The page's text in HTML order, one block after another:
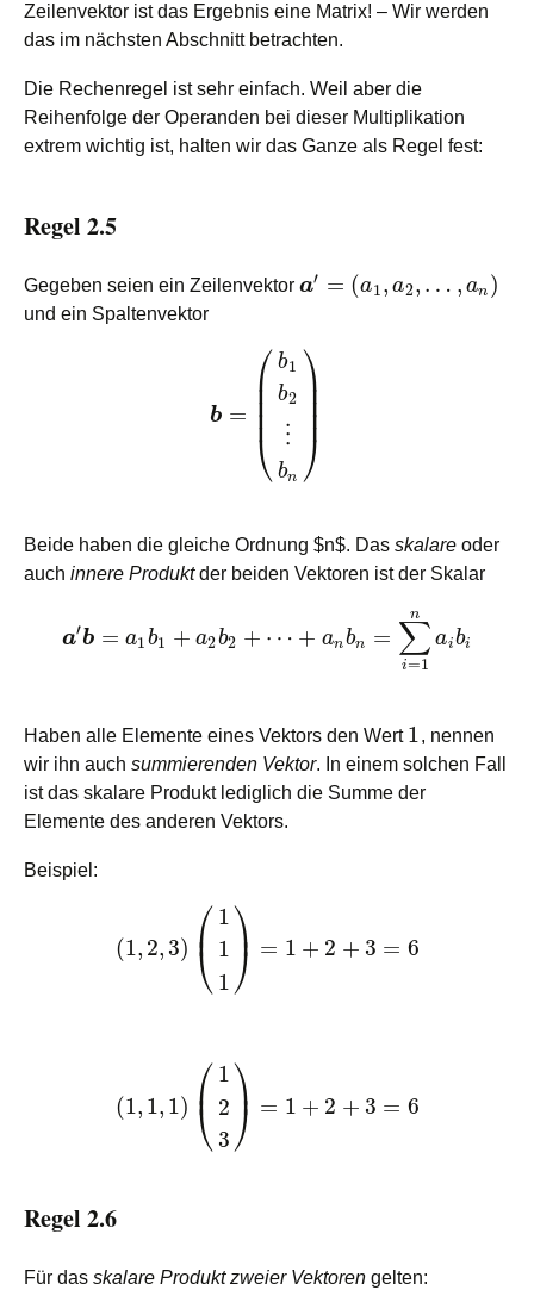
Zeilenvektor ist das Ergebnis eine Matrix! – Wir werden
das im nächsten Abschnitt betrachten.
Die Rechenregel ist sehr einfach. Weil aber die
Reihenfolge der Operanden bei dieser Multiplikation
extrem wichtig ist, halten wir das Ganze als Regel fest:
Regel 2.5
Gegeben seien ein Zeilenvektor a′ = (a1, a2, … , an )
und ein Spaltenvektor
b =
⎛
⎝
⎜⎜⎜⎜
b1
b2
⋮
bn
⎞
⎠
⎟⎟⎟
⎟
Beide haben die gleiche Ordnung $n$. Das skalare oder
auch innere Produktder beiden Vektoren ist der Skalar
a′b = a1b1 + a2b2 + ⋯ + anbn = ∑
i=1
n
aibi
Haben alle Elemente eines Vektors den Wert 1, nennen
wir ihn auch summierenden Vektor. In einem solchen Fall
ist das skalare Produkt lediglich die Summe der
Elemente des anderen Vektors.
Beispiel:
(1, 2, 3) ⎛
⎝
⎜ 1
1
1
⎞
⎠
⎟ = 1 + 2 + 3 = 6
(1 , 1 , 1 ) ⎛
⎝
⎜ 1
2
3
⎞
⎠
⎟ = 1 + 2 + 3 = 6
Regel 2.6
Für das skalare Produkt zweier Vektoren gelten: